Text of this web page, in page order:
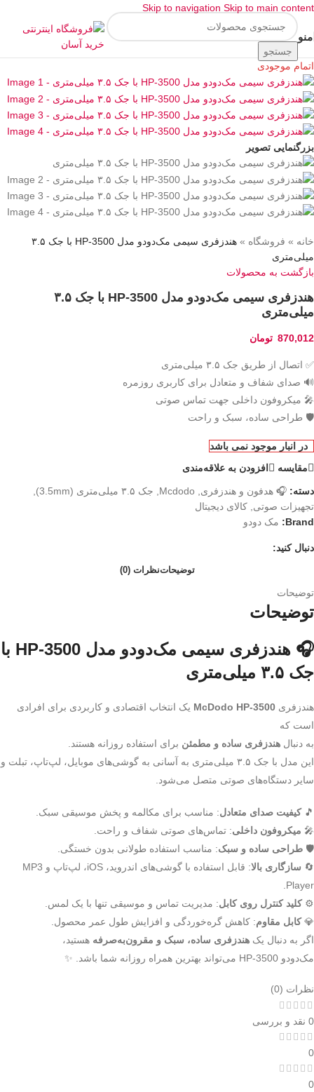
Skip to navigation Skip to main content
منو
جستجو
اتمام موجودی
بزرگنمایی تصویر
خانه » فروشگاه »
هندزفری سیمی مک‌دودو مدل HP-3500 با جک ۳.۵
میلی‌متری
بازگشت به محصولات
هندزفری سیمی مک‌دودو مدل HP-3500 با جک ۳.۵
میلی‌متری
870,012 تومان
✅ اتصال از طریق جک ۳.۵ میلی‌متری
🔊 صدای شفاف و متعادل برای کاربری روزمره
🎤 میکروفون داخلی جهت تماس صوتی
🛡️ طراحی ساده، سبک و راحت
در انبار موجود نمی باشد
مقایسه
افزودن به علاقه‌مندی
دسته: 🎧 هدفون و هندزفری,
Mcdodo
, جک ۳.۵ میلی‌متری (3.5mm)
,
تجهیزات صوتی, کالای دیجیتال
Brand:
مک دودو
دنبال کنید:
توضیحاتنظرات (0)
توضیحات
توضیحات
🎧 هندزفری سیمی مک‌دودو مدل HP-3500 با
جک ۳.۵ میلی‌متری
هندزفری McDodo HP-3500 یک انتخاب اقتصادی و کاربردی برای افرادی
است که
به دنبال هندزفری ساده و مطمئن برای استفاده روزانه هستند.
این مدل با جک ۳.۵ میلی‌متری به آسانی به گوشی‌های موبایل، لپ‌تاپ، تبلت و
سایر دستگاه‌های صوتی متصل می‌شود.
🎵کیفیت صدای متعادل: مناسب برای مکالمه و پخش موسیقی سبک.
🎤 میکروفون داخلی: تماس‌های صوتی شفاف و راحت.
🛡️ طراحی ساده و سبک: مناسب استفاده طولانی بدون خستگی.
🔄 سازگاری بالا
: قابل استفاده با گوشی‌های اندروید، iOS، لپ‌تاپ و MP3
Player.
⚙️کلید کنترل روی کابل: مدیریت تماس و موسیقی تنها با یک لمس.
💎کابل مقاوم: کاهش گره‌خوردگی و افزایش طول عمر محصول.
اگر به دنبال یک هندزفری ساده، سبک و مقرون‌به‌صرفه هستید،
مک‌دودو HP-3500 می‌تواند بهترین همراه روزانه شما باشد. ✨
نظرات (0)
0 نقد و بررسی
0
0